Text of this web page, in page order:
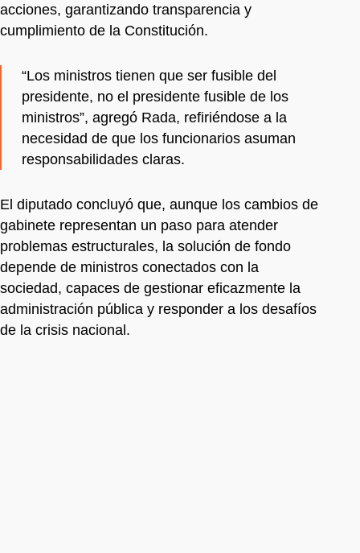
acciones, garantizando transparencia y
cumplimiento de la Constitución.
“Los ministros tienen que ser fusible del
presidente, no el presidente fusible de los
ministros”, agregó Rada, refiriéndose a la
necesidad de que los funcionarios asuman
responsabilidades claras.
El diputado concluyó que, aunque los cambios de
gabinete representan un paso para atender
problemas estructurales, la solución de fondo
depende de ministros conectados con la
sociedad, capaces de gestionar eficazmente la
administración pública y responder a los desafíos
de la crisis nacional.